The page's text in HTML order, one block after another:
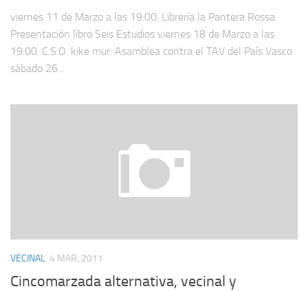
viernes 11 de Marzo a las 19:00. Librería la Pantera Rossa.
Presentación libro Seis Estudios viernes 18 de Marzo a las
19:00. C.S.O. kike mur: Asamblea contra el TAV del País Vasco
sábado 26...
VECINAL 4 MAR, 2011
Cincomarzada alternativa, vecinal y